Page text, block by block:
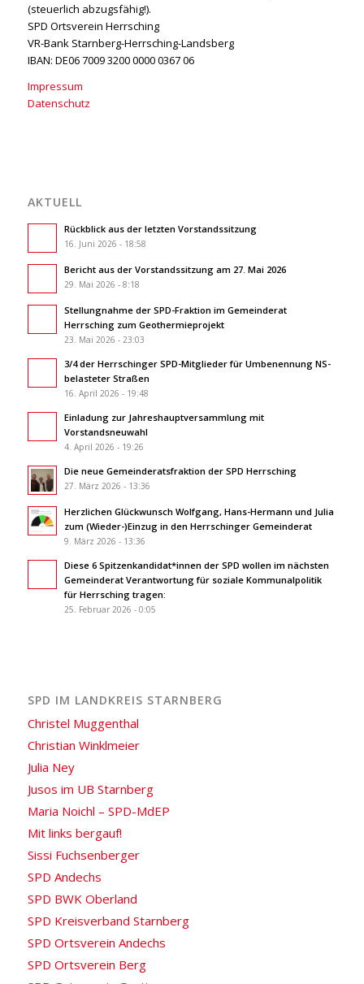
(steuerlich abzugsfähig!).
SPD Ortsverein Herrsching
VR-Bank Starnberg-Herrsching-Landsberg
IBAN: DE06 7009 3200 0000 0367 06
Impressum
Datenschutz
AKTUELL
Rückblick aus der letzten Vorstandssitzung
16. Juni 2026 - 18:58
Bericht aus der Vorstandssitzung am 27. Mai 2026
29. Mai 2026 - 8:18
Stellungnahme der SPD-Fraktion im Gemeinderat
Herrsching zum Geothermieprojekt
23. Mai 2026 - 23:03
3/4 der Herrschinger SPD-Mitglieder für Umbenennung NS-
belasteter Straßen
16. April 2026 - 19:48
Einladung zur Jahreshauptversammlung mit
Vorstandsneuwahl
4. April 2026 - 19:26
Die neue Gemeinderatsfraktion der SPD Herrsching
27. März 2026 - 13:36
Herzlichen Glückwunsch Wolfgang, Hans-Hermann und Julia
zum (Wieder-)Einzug in den Herrschinger Gemeinderat
9. März 2026 - 13:36
Diese 6 Spitzenkandidat*innen der SPD wollen im nächsten
Gemeinderat Verantwortung für soziale Kommunalpolitik
für Herrsching tragen:
25. Februar 2026 - 0:05
SPD IM LANDKREIS STARNBERG
Christel Muggenthal
Christian Winklmeier
Julia Ney
Jusos im UB Starnberg
Maria Noichl – SPD-MdEP
Mit links bergauf!
Sissi Fuchsenberger
SPD Andechs
SPD BWK Oberland
SPD Kreisverband Starnberg
SPD Ortsverein Andechs
SPD Ortsverein Berg